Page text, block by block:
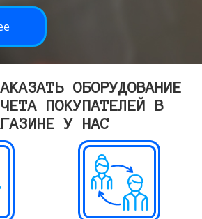
ОБОРУДОВАНИЕ
ПОКУПАТЕЛЕЙ В
У НАС